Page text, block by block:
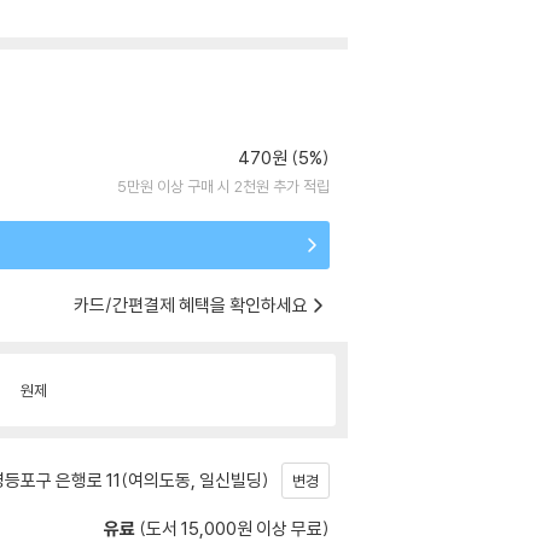
470원 (5%)
5만원 이상 구매 시 2천원 추가 적립
카드/간편결제 혜택을 확인하세요
원제
포구 은행로 11(여의도동, 일신빌딩) 변경
유료 (도서 15,000원 이상 무료)